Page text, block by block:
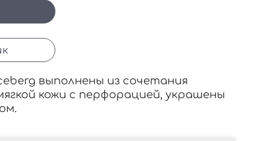
выполнены из сочетания
кожи с перфорацией, украшены